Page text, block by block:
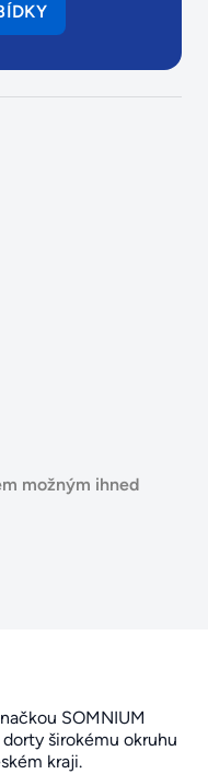
možným ihned
SOMNIUM
dorty širokému okruhu
kraji.